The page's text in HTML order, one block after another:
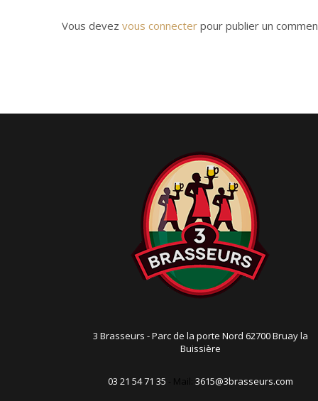
i
o
Vous devez vous connecter pour publier un
3 Brasseurs - Parc de la porte Nord 62700 Bruay la
Buissière
03 21 54 71 35 - Mail: 3615@3brasseurs.com